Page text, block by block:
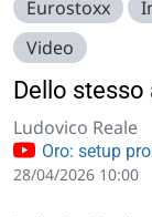
Eurostoxx
Video
Dello stesso
Ludovico Reale
Oro: setup
28/04/2026 10:00